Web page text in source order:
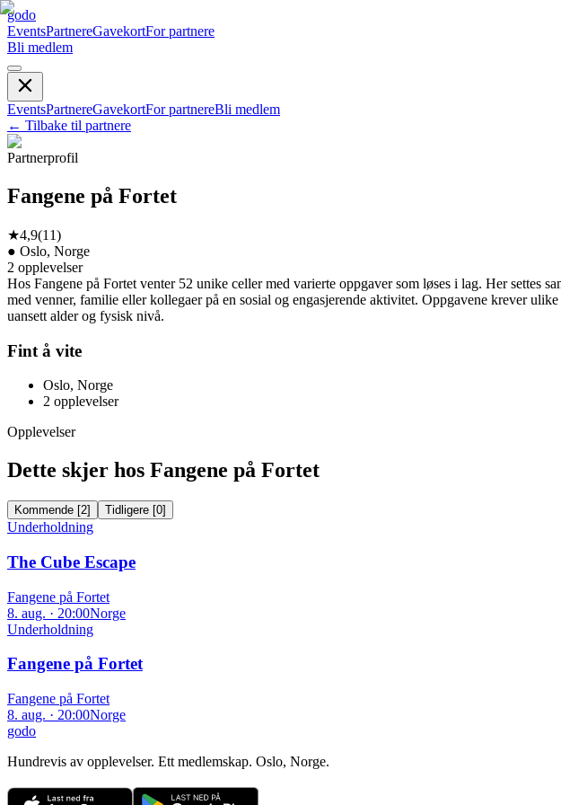
godo
EventsPartnereGavekortFor partnere
Bli medlem
EventsPartnereGavekortFor partnereBli medlem
← Tilbake til partnere
Partnerprofil
Fangene på Fortet
★4,9(11)
● Oslo, Norge
2 opplevelser
Hos Fangene på Fortet venter 52 unike celler med varierte oppgaver som løses i lag. Her settes
med venner, familie eller kollegaer på en sosial og engasjerende aktivitet. Oppgavene krever
uansett alder og fysisk nivå.
Fint å vite
Oslo, Norge
2 opplevelser
Opplevelser
Dette skjer hos Fangene på Fortet
Kommende [2] Tidligere [0]
Underholdning
The Cube Escape
Fangene på Fortet
8. aug. · 20:00Norge
Underholdning
Fangene på Fortet
Fangene på Fortet
8. aug. · 20:00Norge
godo
Hundrevis av opplevelser. Ett medlemskap. Oslo, Norge.